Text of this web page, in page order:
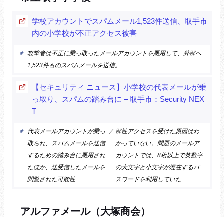
学校アカウントでスパムメール1,523件送信、取手市
内の小学校が不正アクセス被害
攻撃者は不正に乗っ取ったメールアカウントを悪用して、外部へ
1,523件ものスパムメールを送信。
【セキュリティ ニュース】小学校の代表メールが乗
っ取り、スパムの踏み台に – 取手市：Security NEX
T
代表メールアカウントが乗っ
取られ、スパムメールを送信
するための踏み台に悪用され
たほか、送受信したメールを
閲覧された可能性
／ 部性アクセスを受けた原因はわ
かっていない。問題のメールア
カウントでは、8桁以上で英数字
の大文字と小文字が混在するパ
スワードを利用していた
アルファメール（大塚商会）